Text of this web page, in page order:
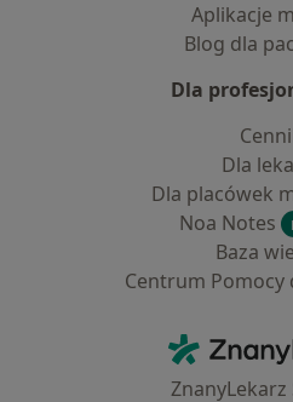
Aplikacje
Blog dla
Dla
Dla
Dla placówek
Noa Notes
Baza
Centrum Pomocy
ZnanyLekarz